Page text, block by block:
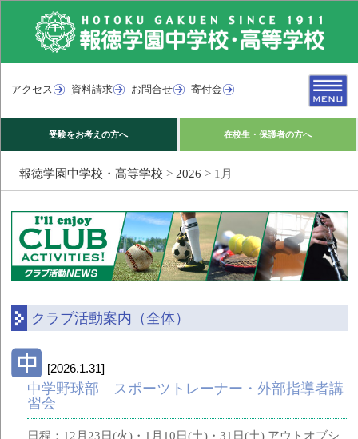
アクセス 資料請求 お問合せ 寄付金
受験をお考えの方へ 在校生・保護者の方へ
報徳学園中学校・高等学校 > 2026 > 1月
クラブ活動案内（全体）
[2026.1.31]
中学野球部 スポーツトレーナー・外部指導者講
習会
日程：12月23日(火)・1月10日(土)・31日(土) アウトオブシ